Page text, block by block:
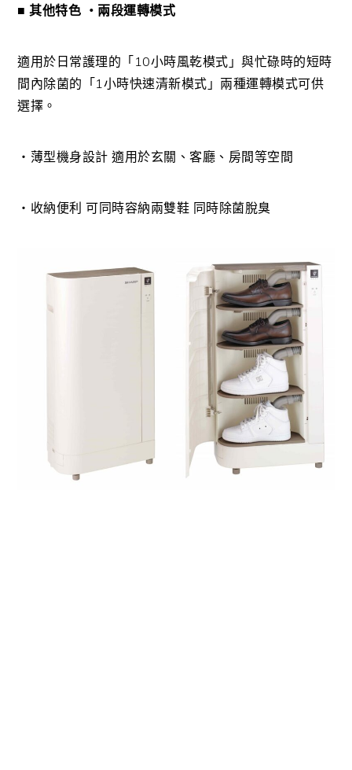
■ 其他特色 ・兩段運轉模式
適用於日常護理的「10小時風乾模式」與忙碌時的短時
間內除菌的「1小時快速清新模式」兩種運轉模式可供
選擇。
・薄型機身設計 適用於玄關、客廳、房間等空間
・收納便利 可同時容納兩雙鞋 同時除菌脫臭